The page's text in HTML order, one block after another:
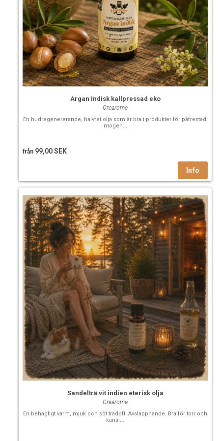
Argan Indisk kallpressad eko
Crearome
En hudregenererande, halvfet olja som är bra i produkter för påfrestad,
mogen...
från 99,00 SEK
Sandelträ vit indien eterisk olja
Crearome
En behagligt varm, mjuk och söt trädoft. Avslappnande. Bra för torr och
känsl...